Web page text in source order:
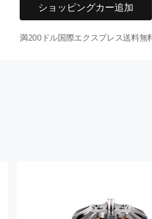
ショッピングカー追加
満200ドル国際エクスプレス送料無